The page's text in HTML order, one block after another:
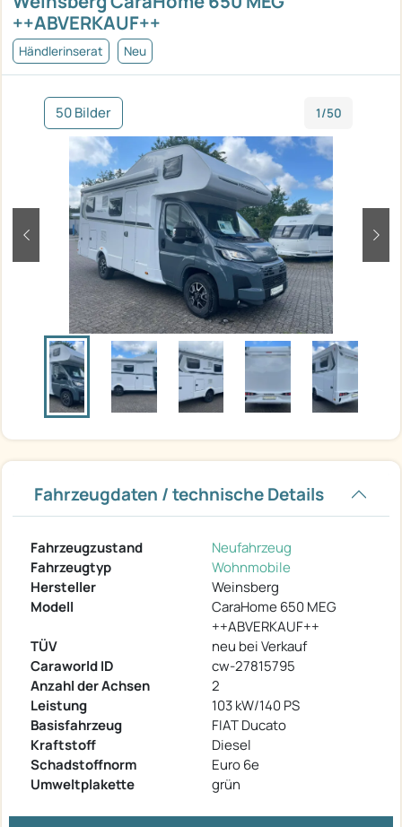
++ABVERKAUF++
Händlerinserat Neu
50 Bilder 1/50
zurück
Fahrzeugdaten / technische Details
Fahrzeugzustand
Neufahrzeug
Fahrzeugtyp
Wohnmobile
Hersteller
Weinsberg
Modell
CaraHome 650 MEG
++ABVERKAUF++
TÜV
neu bei Verkauf
Caraworld ID
cw-27815795
Anzahl der Achsen
2
Leistung
103 kW/140 PS
Basisfahrzeug
FIAT Ducato
Kraftstoff
Diesel
Schadstoffnorm
Euro 6e
Umweltplakette
grün